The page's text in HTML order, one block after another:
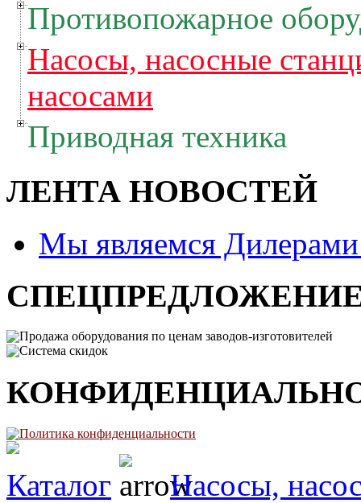
Противопожарное
Насосы, насосные
насосами
Приводная техника
ЛЕНТА НОВОСТЕЙ
Мы являемся
Продажа оборудования по ценам заводов-изготовителей
Система скидок
Политика конфиденциальности
Каталог
Насосы,